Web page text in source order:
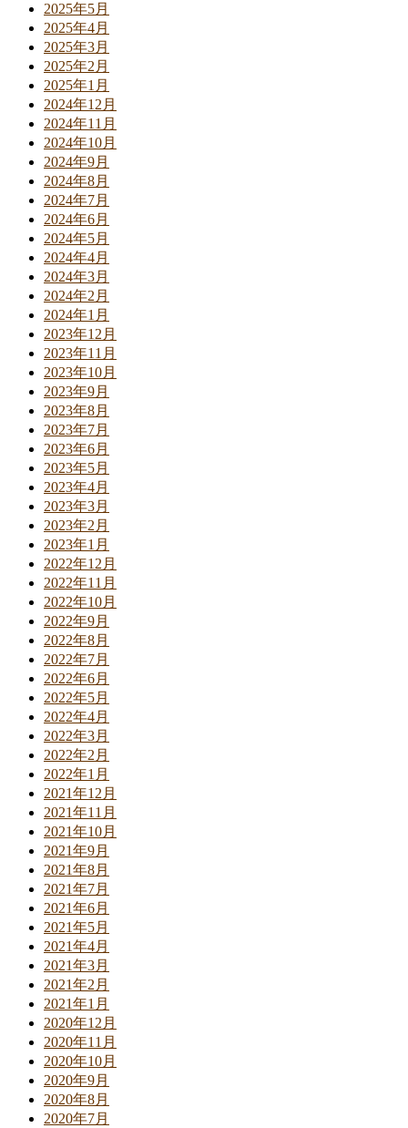
2025年5月
2025年4月
2025年3月
2025年2月
2025年1月
2024年12月
2024年11月
2024年10月
2024年9月
2024年8月
2024年7月
2024年6月
2024年5月
2024年4月
2024年3月
2024年2月
2024年1月
2023年12月
2023年11月
2023年10月
2023年9月
2023年8月
2023年7月
2023年6月
2023年5月
2023年4月
2023年3月
2023年2月
2023年1月
2022年12月
2022年11月
2022年10月
2022年9月
2022年8月
2022年7月
2022年6月
2022年5月
2022年4月
2022年3月
2022年2月
2022年1月
2021年12月
2021年11月
2021年10月
2021年9月
2021年8月
2021年7月
2021年6月
2021年5月
2021年4月
2021年3月
2021年2月
2021年1月
2020年12月
2020年11月
2020年10月
2020年9月
2020年8月
2020年7月